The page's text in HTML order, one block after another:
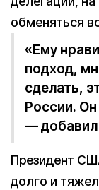
обменяться
«Ему
подход,
сделать,
России.
—
Президент
долго и